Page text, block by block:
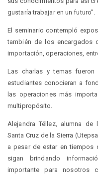
gustaría trabajar en un futuro”.
El seminario contempló
también de los encargados
importación, operaciones,
Las charlas y temas
estudiantes conocieran a
las operaciones más
multipropósito.
Alejandra Téllez, alumna de
Santa Cruz de la Sierra
a pesar de estar en tiempos
sigan brindando
importante para nosotros